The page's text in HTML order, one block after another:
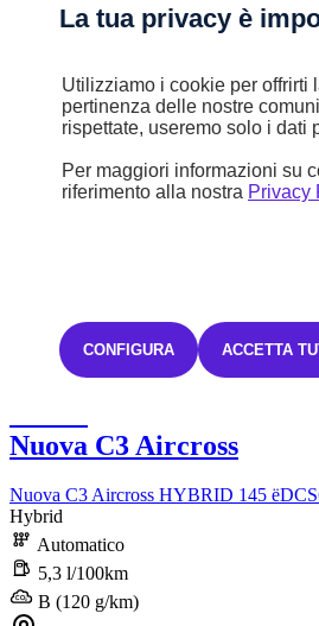
Nuova C3 Aircross
Nuova C3 Aircross HYBRID 145
Hybrid
Automatico
5,3 l/100km
B (120 g/km)
La tua privacy è
Utilizziamo i cookie per offrirti
pertinenza delle nostre
rispettate, useremo solo i dati
Per maggiori informazioni su
riferimento alla nostra Privacy
CONFIGURA ACCETTA